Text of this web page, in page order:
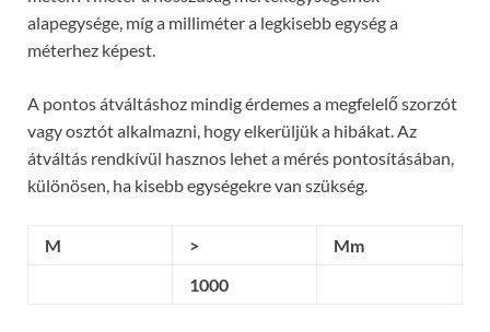
alapegysége, míg a milliméter a legkisebb egység a
méterhez képest.
A pontos átváltáshoz mindig érdemes a megfelelő szorzót
vagy osztót alkalmazni, hogy elkerüljük a hibákat. Az
átváltás rendkívül hasznos lehet a mérés pontosításában,
különösen, ha kisebb egységekre van szükség.
M >
Mm
1000